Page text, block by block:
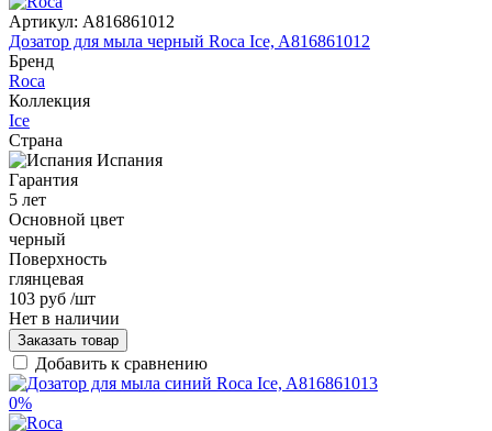
Артикул: A816861012
Дозатор для мыла черный Roca Ice, A816861012
Бренд
Roca
Коллекция
Ice
Страна
Испания
Гарантия
5 лет
Основной цвет
черный
Поверхность
глянцевая
103 руб /шт
Нет в наличии
Заказать товар
Добавить к сравнению
0%